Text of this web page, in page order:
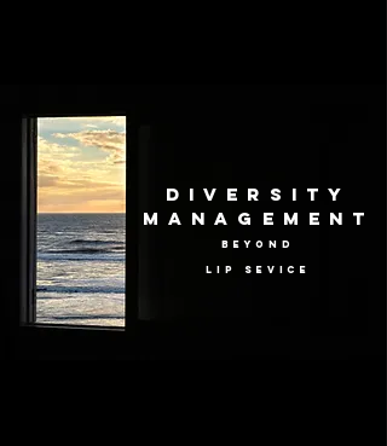
DIVERSITY
Management
beyond
Lip sevice